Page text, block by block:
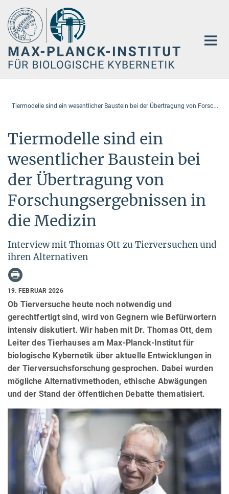
Hauptinhalt
T
iermodelle sind ein wesentlicher Baustein bei der Übertragung von Forschungsergebnissen in die Medizin
Tiermodelle sind ein
wesentlicher Baustein bei
der Übertragung von
Forschungsergebnissen in
die Medizin
Interview mit Thomas Ott zu Tierversuchen und
ihren Alternativen
19. FEBRUAR 2026
Ob Tierversuche heute noch notwendig und
gerechtfertigt sind, wird von Gegnern wie Befürwortern
intensiv diskutiert. Wir haben mit Dr. Thomas Ott, dem
Leiter des Tierhauses am Max-Planck-Institut für
biologische Kybernetik über aktuelle Entwicklungen in
der Tierversuchsforschung gesprochen. Dabei wurden
mögliche Alternativmethoden, ethische Abwägungen
und der Stand der öffentlichen Debatte thematisiert.